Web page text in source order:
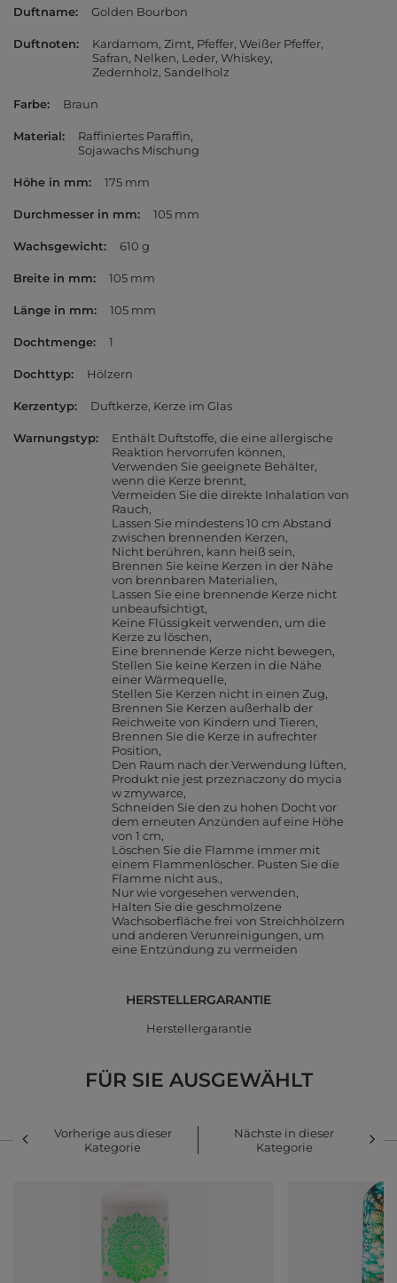
Duftname Golden Bourbon
Duftnoten Kardamom Zimt Pfeffer Weißer Pfeffer
Safran Nelken Leder Whiskey
Zedernholz Sandelholz
Farbe Braun
Material
Raffiniertes Paraffin
Sojawachs Mischung
Höhe in mm 175 mm
Durchmesser in mm 105 mm
Wachsgewicht 610 g
Breite in mm 105 mm
Länge in mm 105 mm
Dochtmenge 1
Dochttyp Hölzern
Kerzentyp Duftkerze Kerze im Glas
Warnungstyp
Enthält Duftstoffe, die eine allergische
Reaktion hervorrufen können
Verwenden Sie geeignete Behälter,
wenn die Kerze brennt
Vermeiden Sie die direkte Inhalation von
Rauch
Lassen Sie mindestens 10 cm Abstand
zwischen brennenden Kerzen
Nicht berühren, kann heiß sein
Brennen Sie keine Kerzen in der Nähe
von brennbaren Materialien
Lassen Sie eine brennende Kerze nicht
unbeaufsichtigt
Keine Flüssigkeit verwenden, um die
Kerze zu löschen
Eine brennende Kerze nicht bewegen
Stellen Sie keine Kerzen in die Nähe
einer Wärmequelle
Stellen Sie Kerzen nicht in einen Zug
Brennen Sie Kerzen außerhalb der
Reichweite von Kindern und Tieren
Brennen Sie die Kerze in aufrechter
Position
Den Raum nach der Verwendung lüften
Produkt nie jest przeznaczony do mycia
w zmywarce
Schneiden Sie den zu hohen Docht vor
dem erneuten Anzünden auf eine Höhe
von 1 cm
Löschen Sie die Flamme immer mit
einem Flammenlöscher. Pusten Sie die
Flamme nicht aus.
Nur wie vorgesehen verwenden
Halten Sie die geschmolzene
Wachsoberfläche frei von Streichhölzern
und anderen Verunreinigungen, um
eine Entzündung zu vermeiden
HERSTELLERGARANTIE
Herstellergarantie
FÜR SIE AUSGEWÄHLT
Vorherige aus dieser
Kategorie
Nächste in dieser
Kategorie